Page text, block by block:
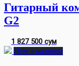
Гитарный
G2
1 827 500 сум
Нет в наличии